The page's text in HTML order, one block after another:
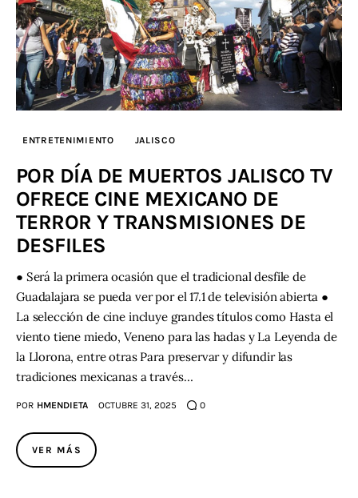
ENTRETENIMIENTO JALISCO
POR DÍA DE MUERTOS JALISCO TV
OFRECE CINE MEXICANO DE
TERROR Y TRANSMISIONES DE
DESFILES
● Será la primera ocasión que el tradicional desfile de
Guadalajara se pueda ver por el 17.1 de televisión abierta ●
La selección de cine incluye grandes títulos como Hasta el
viento tiene miedo, Veneno para las hadas y La Leyenda de
la Llorona, entre otras Para preservar y difundir las
tradiciones mexicanas a través…
POR HMENDIETA OCTUBRE 31, 2025 0
VER MÁS